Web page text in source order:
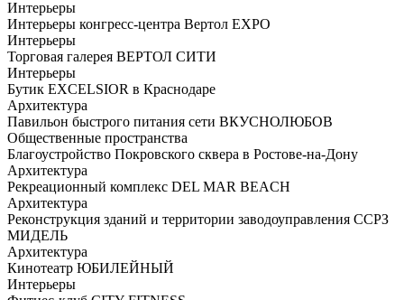
Интерьеры
Интерьеры конгресс-центра Вертол EXPO
Интерьеры
Торговая галерея ВЕРТОЛ СИТИ
Интерьеры
Бутик EXCELSIOR в Краснодаре
Архитектура
Павильон быстрого питания сети ВКУСНОЛЮБОВ
Общественные пространства
Благоустройство Покровского сквера в Ростове-на-Дону
Архитектура
Рекреационный комплекс DEL MAR BEACH
Архитектура
Реконструкция зданий и территории заводоуправления ССРЗ
МИДЕЛЬ
Архитектура
Кинотеатр ЮБИЛЕЙНЫЙ
Интерьеры